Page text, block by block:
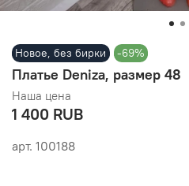
Новое, без бирки -69%
арт. 100188
Платье Deniza, размер 48
Наша цена
1 400 RUB